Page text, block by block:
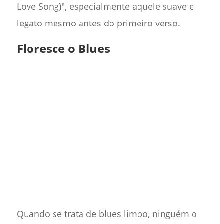
Love Song)", especialmente aquele suave e
legato mesmo antes do primeiro verso.
Floresce o Blues
Quando se trata de blues limpo, ninguém o